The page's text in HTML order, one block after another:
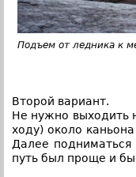
Подъем от ледника к
Второй вариант.
Не нужно выходить
ходу) около
Далее подниматься
путь был проще и